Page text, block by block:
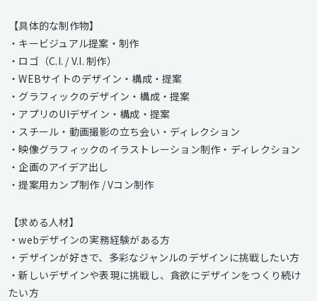
【具体的な制作物】
・キービジュアル提案・制作
・ロゴ（C.I. / V.I. 制作）
・WEBサイトのデザイン・構成・提案
・グラフィックのデザイン・構成・提案
・アプリのUIデザイン・構成・提案
・スチール・動画撮影の立ち会い・ディレクション
・映像グラフィックのイラストレーション制作・ディレクション
・企画のアイデア出し
・提案用カンプ制作 / Vコン制作
【求める人材】
・webデザインの実務経験がある方
・デザインが好きで、多彩なジャンルのデザインに挑戦したい方
・新しいデザインや表現に挑戦し、貪欲にデザインをつくり続け
たい方